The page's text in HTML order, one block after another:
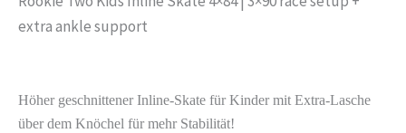
extra ankle support
Höher geschnittener Inline-Skate für Kinder mit Extra-Lasche
über dem Knöchel für mehr Stabilität!